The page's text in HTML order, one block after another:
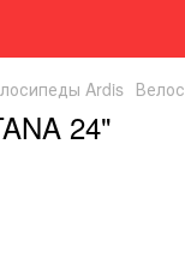
Ardis
24"